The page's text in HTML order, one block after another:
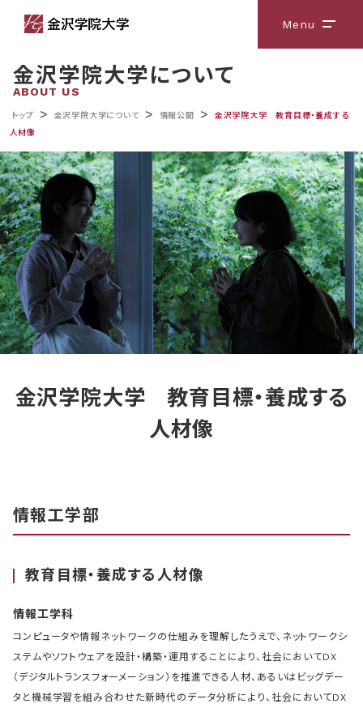
Menu メニ
金沢学院大学について
ABOUT US
トップ > 金沢学院大学について > 情報公開 >
金沢学院大学 教育目標・養成する
人材像
金沢学院大学 教育目標・養成する
人材像
情報工学部
教育目標・養成する人材像
情報工学科
コンピュータや情報ネットワークの仕組みを理解したうえで、ネットワークシ
ステムやソフトウェアを設計・構築・運用することにより、社会においてDX
（デジタルトランスフォーメーション）を推進できる人材、あるいはビッグデー
タと機械学習を組み合わせた新時代のデータ分析により、社会においてDX